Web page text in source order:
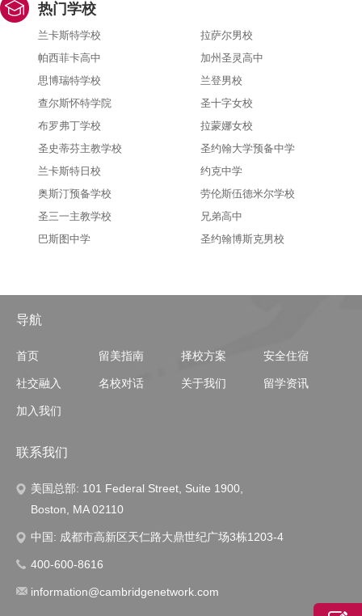
热门学校
兰卡斯特学校
拉萨尔男校
帕西菲卡高中
加州圣灵高中
思博瑞特学校
兰登男校
查尔斯怀特学院
圣十字女校
布罗弗丁学校
拉蒙娜女校
圣史蒂芬主教学校
圣约翰大学预备中学
兰卡斯特日校
约克中学
奥斯汀预备学校
劳伦斯伍德米尔学校
圣三一主教学校
兄弟高中
巴斯图中学
圣约翰博斯克男校
导航
首页 留美指南 择校方案 安全住宿
社交融入 名校对话 关于我们 留学资讯
加入我们
联系我们
美国总部: 101 Federal Street, Suite 1900,
Boston, MA 02110
中国: 成都市高新区天仁路大鼎世纪广场3栋1203-4
400-600-8616
information@cambridgenetwork.com